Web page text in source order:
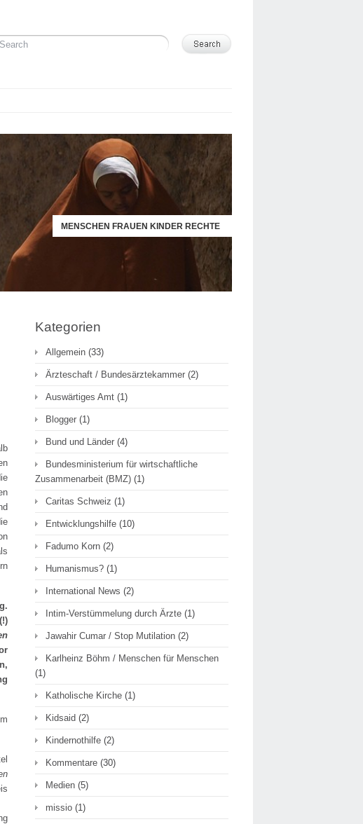
MENSCHEN FRAUEN KINDER RECHTE
Kategorien
Allgemein (33)
Ärzteschaft / Bundesärztekammer (2)
Auswärtiges Amt (1)
Blogger (1)
Bund und Länder (4)
Bundesministerium für wirtschaftliche
Zusammenarbeit (BMZ) (1)
Caritas Schweiz (1)
Entwicklungshilfe (10)
Fadumo Korn (2)
Humanismus? (1)
International News (2)
Intim-Verstümmelung durch Ärzte (1)
Jawahir Cumar / Stop Mutilation (2)
Karlheinz Böhm / Menschen für Menschen
(1)
Katholische Kirche (1)
Kidsaid (2)
Kindernothilfe (2)
Kommentare (30)
Medien (5)
missio (1)